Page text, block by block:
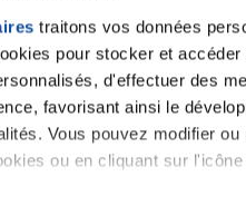
traitons vos données
pour stocker et
d'effectuer des
favorisant ainsi le
Vous pouvez modifier
ou en cliquant sur
Ecrire un
lancer une nouvelle
Se connecter